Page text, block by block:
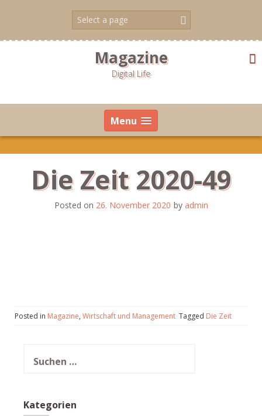
Magazine
Digital Life
Menu
Die Zeit 2020-49
Posted on 26. November 2020 by admin
Posted in Magazine, Wirtschaft und Management Tagged Die Zeit
nach:
Kategorien